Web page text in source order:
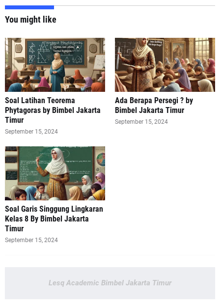
You might like
Soal Latihan Teorema
Phytagoras by Bimbel Jakarta
Timur
September 15, 2024
Ada Berapa Persegi ? by
Bimbel Jakarta Timur
September 15, 2024
Soal Garis Singgung Lingkaran
Kelas 8 By Bimbel Jakarta
Timur
September 15, 2024
Lesq Academic Bimbel Jakarta Timur